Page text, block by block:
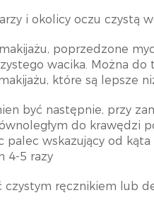
i okolicy oczu czystą
poprzedzone
wacika. Można do
które są lepsze
być następnie, przy
do krawędzi
palec wskazujący od
4-5 razy
czystym ręcznikiem lub